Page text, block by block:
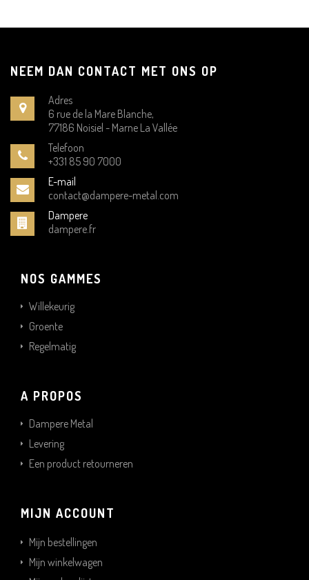
NEEM DAN CONTACT MET ONS OP
Adres
6 rue de la Mare Blanche,
77186 Noisiel - Marne La Vallée
Telefoon
+331 85 90 7000
E-mail
contact@dampere-metal.com
Dampere
dampere.fr
NOS GAMMES
Willekeurig
Groente
Regelmatig
A PROPOS
Dampere Metal
Levering
Een product retourneren
MIJN ACCOUNT
Mijn bestellingen
Mijn winkelwagen